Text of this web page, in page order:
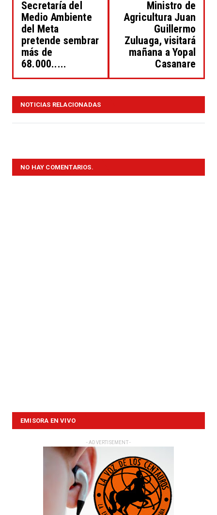
Secretaría del
Medio Ambiente
del Meta
pretende sembrar
más de
68.000.....
Ministro de
Agricultura Juan
Guillermo
Zuluaga, visitará
mañana a Yopal
Casanare
NOTICIAS RELACIONADAS
NO HAY COMENTARIOS.
EMISORA EN VIVO
- ADVERTISEMENT -